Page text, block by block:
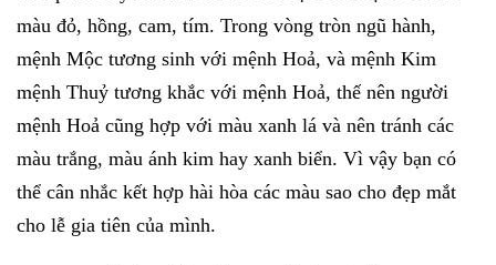
màu đỏ, hồng, cam, tím. Trong vòng tròn ngũ hành,
mệnh Mộc tương sinh với mệnh Hoả, và mệnh Kim
mệnh Thuỷ tương khắc với mệnh Hoả, thế nên người
mệnh Hoả cũng hợp với màu xanh lá và nên tránh các
màu trắng, màu ánh kim hay xanh biển. Vì vậy bạn có
thể cân nhắc kết hợp hài hòa các màu sao cho đẹp mắt
cho lễ gia tiên của mình.